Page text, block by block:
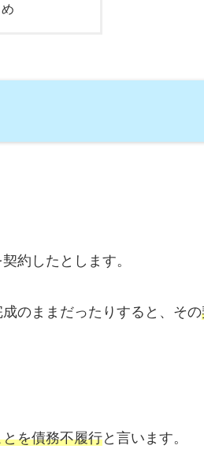
約したとします。
のままだったりすると、その
を債務不履行と言います。